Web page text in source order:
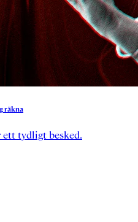
räkna
ett tydligt besked.